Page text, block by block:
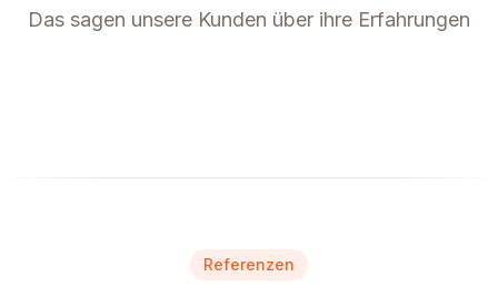
Das sagen unsere Kunden über ihre Erfahrungen
Referenzen